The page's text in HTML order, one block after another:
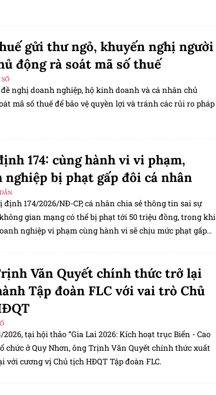
gửi thư ngỏ, khuyến nghị người
động rà soát mã số thuế
đề nghị doanh nghiệp, hộ kinh doanh và cá nhân chủ
mã số thuế để bảo vệ quyền lợi và tránh các rủi ro pháp
174: cùng hành vi vi phạm,
nghiệp bị phạt gấp đôi cá nhân
định 174/2026/NĐ-CP, cá nhân chia sẻ thông tin sai sự
gian mạng có thể bị phạt tới 50 triệu đồng, trong khi
nghiệp vi phạm cùng hành vi sẽ chịu mức phạt gấp
Văn Quyết chính thức trở lại
Tập đoàn FLC với vai trò Chủ
2026, tại hội thảo “Gia Lai 2026: Kích hoạt trục Biển - Cao
chức ở Quy Nhơn, ông Trịnh Văn Quyết chính thức xuất
với cương vị Chủ tịch HĐQT Tập đoàn FLC.